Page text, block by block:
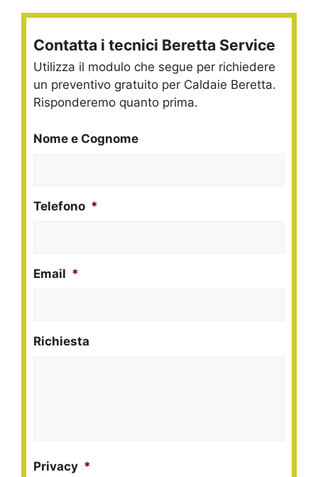
Contatta i tecnici Beretta Service
Utilizza il modulo che segue per richiedere
un preventivo gratuito per Caldaie Beretta.
Risponderemo quanto prima.
Nome e Cognome
Telefono *
Email *
Richiesta
Privacy *